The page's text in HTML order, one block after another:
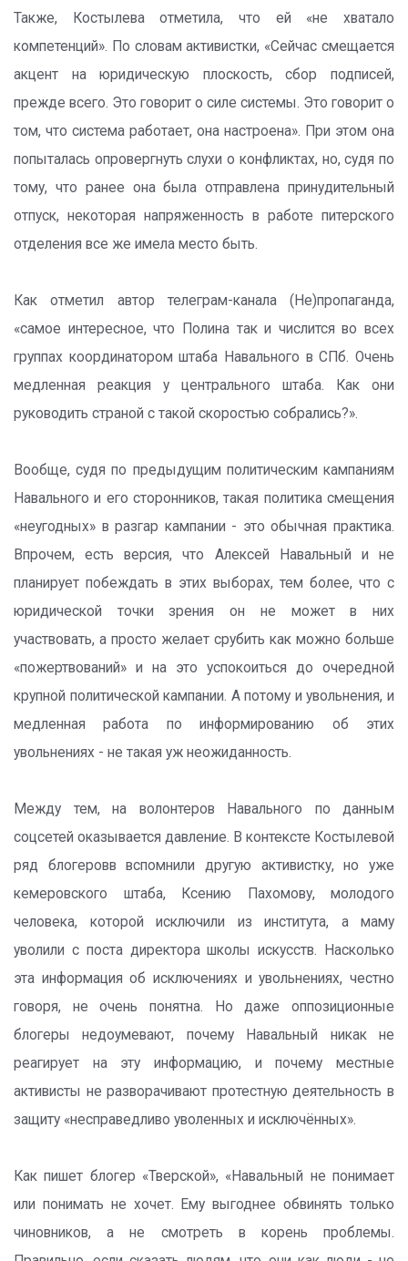
Также, Костылева отметила, что ей «не хватало
компетенций». По словам активистки, «Сейчас смещается
акцент на юридическую плоскость, сбор подписей,
прежде всего. Это говорит о силе системы. Это говорит о
том, что система работает, она настроена». При этом она
попыталась опровергнуть слухи о конфликтах, но, судя по
тому, что ранее она была отправлена принудительный
отпуск, некоторая напряженность в работе питерского
отделения все же имела место быть.
Как отметил автор телеграм-канала (Не)пропаганда,
«самое интересное, что Полина так и числится во всех
группах координатором штаба Навального в СПб. Очень
медленная реакция у центрального штаба. Как они
руководить страной с такой скоростью собрались?».
Вообще, судя по предыдущим политическим кампаниям
Навального и его сторонников, такая политика смещения
«неугодных» в разгар кампании - это обычная практика.
Впрочем, есть версия, что Алексей Навальный и не
планирует побеждать в этих выборах, тем более, что с
юридической точки зрения он не может в них
участвовать, а просто желает срубить как можно больше
«пожертвований» и на это успокоиться до очередной
крупной политической кампании. А потому и увольнения, и
медленная работа по информированию об этих
увольнениях - не такая уж неожиданность.
Между тем, на волонтеров Навального по данным
соцсетей оказывается давление. В контексте Костылевой
ряд блогеровв вспомнили другую активистку, но уже
кемеровского штаба, Ксению Пахомову, молодого
человека, которой исключили из института, а маму
уволили с поста директора школы искусств. Насколько
эта информация об исключениях и увольнениях, честно
говоря, не очень понятна. Но даже оппозиционные
блогеры недоумевают, почему Навальный никак не
реагирует на эту информацию, и почему местные
активисты не разворачивают протестную деятельность в
защиту «несправедливо уволенных и исключённых».
Как пишет блогер «Тверской», «Навальный не понимает
или понимать не хочет. Ему выгоднее обвинять только
чиновников, а не смотреть в корень проблемы.